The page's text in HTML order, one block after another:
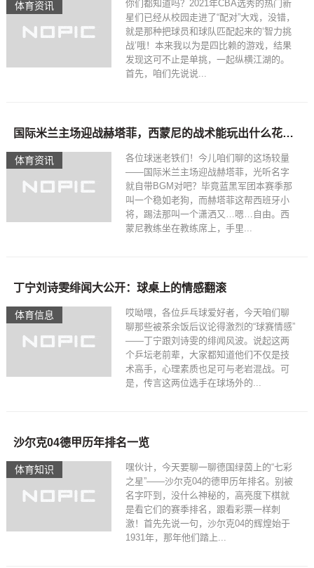
体育资讯
你们都知道吗？2021年CBA选秀的热门新
星们已经从校园走进了“配对”大戏，没错，
就是那种把球员和球队匹配起来的‘智力挑
战’哦！本来我以为是四比赖的游戏，结果
发现这可不止是单挑，一起纵横江湖的。
首先，咱们先说说...
体育资讯
国际米兰主场迎战赫塔菲，西蒙尼的战术能玩出什么花样？
各位球迷老铁们！今儿咱们聊的这场较量
——国际米兰主场迎战赫塔菲，光听名字
就自带BGM对吧？毕竟蓝黑军团本赛季那
叫一个稳如老狗，而赫塔菲这帮西班牙小
将，踢法那叫一个潇洒又…嗯…自由。西
蒙尼教练坐在教练席上，手里...
体育信息
丁宁刘诗雯绯闻大公开：球桌上的情感翻滚
哎呦喂，各位乒乓球爱好者，今天咱们聊
聊那些被茶余饭后议论得激烈的“球赛情感”
——丁宁跟刘诗雯的绯闻风波。说起这两
个乒坛老前辈，大家都知道他们不仅是技
术高手，心理素质也足可与老岩混战。可
是，传言这两位选手在球场外的...
体育知识
沙尔克04德甲历年排名一览
嘿伙计，今天要聊一聊德国绿茵上的“七彩
之星”——沙尔克04的德甲历年排名。别被
名字吓到，没什么神秘的，高亮度下棋就
是看它们的赛季排名，跟看彩票一样刺
激！首先先说一句，沙尔克04的辉煌始于
1931年，那年他们踏上...